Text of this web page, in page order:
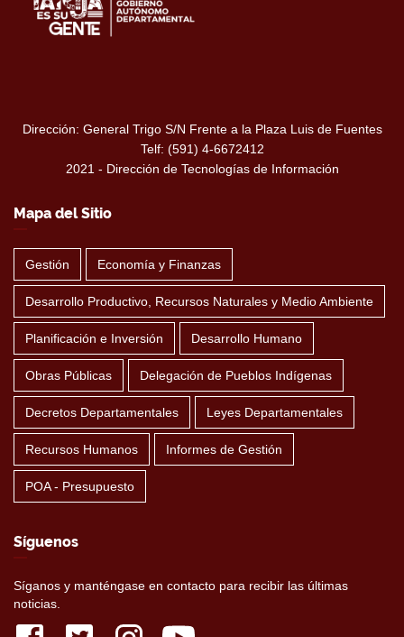
Dirección: General Trigo S/N Frente a la Plaza Luis de Fuentes
Telf: (591) 4-6672412
2021 - Dirección de Tecnologías de Información
Mapa del Sitio
Gestión Economía y Finanzas
Desarrollo Productivo, Recursos Naturales y Medio Ambiente
Planificación e Inversión Desarrollo Humano
Obras Públicas Delegación de Pueblos Indígenas
Decretos Departamentales Leyes Departamentales
Recursos Humanos Informes de Gestión
POA - Presupuesto
Síguenos
Síganos y manténgase en contacto para recibir las últimas
noticias.